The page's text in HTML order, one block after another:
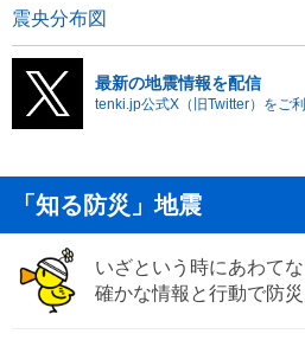
震央分布図
最新の地震情報を配信
tenki.jp公式X（旧Twitter）をご利
「知る防災」地震
いざという時にあわて
確かな情報と行動で防